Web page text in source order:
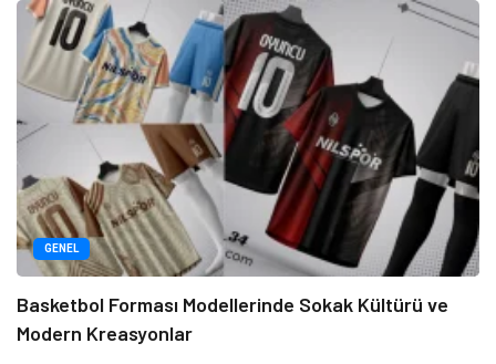
GENEL
Basketbol Forması Modellerinde Sokak Kültürü ve
Modern Kreasyonlar